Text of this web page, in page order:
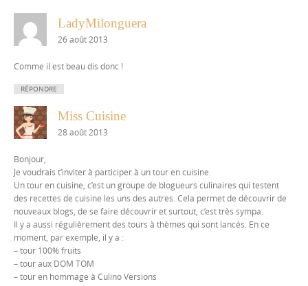
LadyMilonguera
26 août 2013
Comme il est beau dis donc !
RÉPONDRE
Miss Cuisine
28 août 2013
Bonjour,
Je voudrais t’inviter à participer à un tour en cuisine.
Un tour en cuisine, c’est un groupe de blogueurs culinaires qui testent
des recettes de cuisine les uns des autres. Cela permet de découvrir de
nouveaux blogs, de se faire découvrir et surtout, c’est très sympa.
Il y a aussi régulièrement des tours à thèmes qui sont lancés. En ce
moment, par exemple, il y a :
– tour 100% fruits
– tour aux DOM TOM
– tour en hommage à Culino Versions